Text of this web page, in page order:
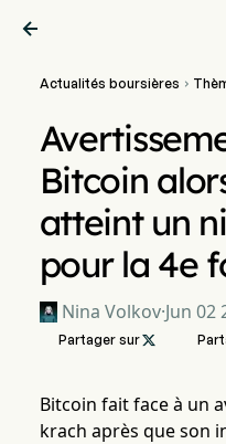

Actualités boursières 
Bitcoin
atteint un
pour la 4e
Nina Volkov·Jun 02
Partager sur
Bitcoin fait face à un
krach après que son